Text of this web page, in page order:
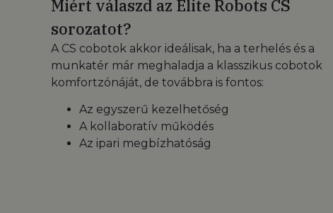
Miért válaszd az Elite Robots CS
sorozatot?
A CS cobotok akkor ideálisak, ha a terhelés és a
munkatér már meghaladja a klasszikus cobotok
komfortzónáját, de továbbra is fontos:
Az egyszerű kezelhetőség
A kollaboratív működés
Az ipari megbízhatóság